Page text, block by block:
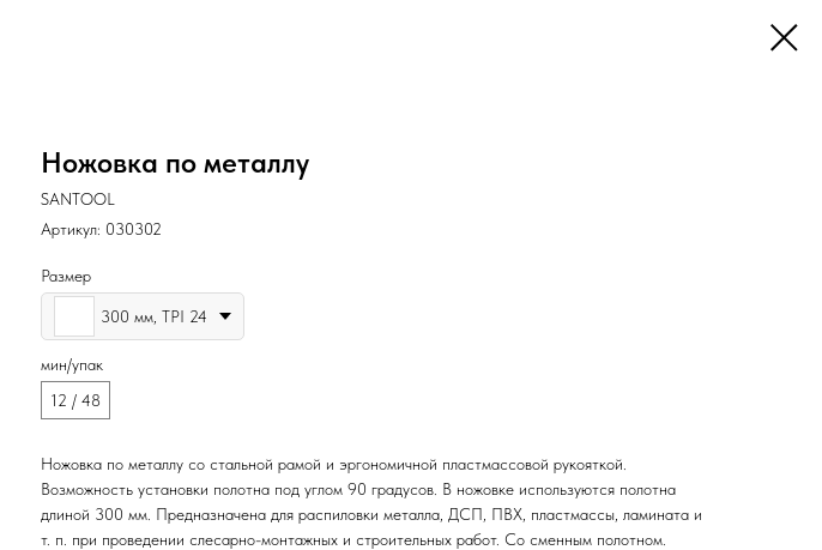
Ножовка по металлу
SANTOOL
Артикул: 030302
Размер
300 мм, TPI 24
мин/упак
12 / 48
Ножовка по металлу со стальной рамой и эргономичной пластмассовой рукояткой.
Возможность установки полотна под углом 90 градусов. В ножовке используются полотна
длиной 300 мм. Предназначена для распиловки металла, ДСП, ПВХ, пластмассы, ламината и
т. п. при проведении слесарно-монтажных и строительных работ. Со сменным полотном.